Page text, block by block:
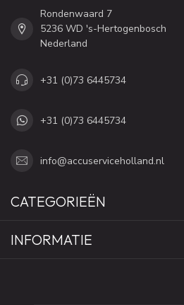
Rondenwaard 7
5236 WD 's-Hertogenbosch
Nederland
+31 (0)73 6445734
+31 (0)73 6445734
info@accuserviceholland.nl
CATEGORIEËN
INFORMATIE